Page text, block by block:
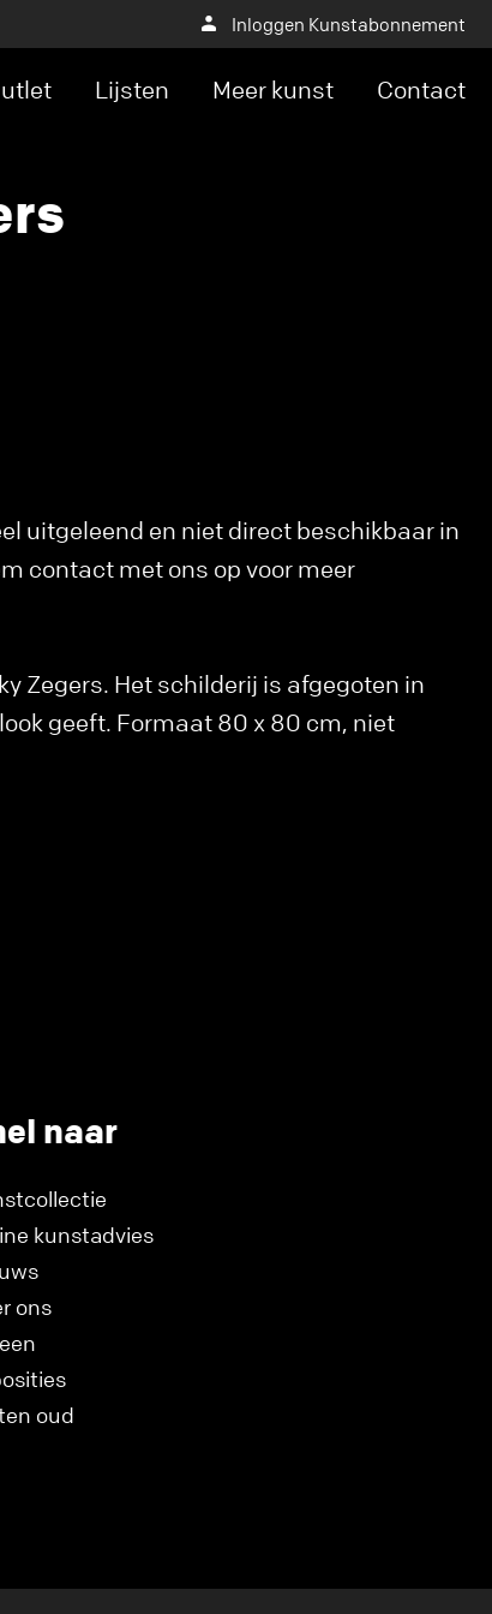
Inloggen Kunstabonnement
Lijsten Meer kunst Contact
uitgeleend en niet direct beschikbaar in
contact met ons op voor meer
Zegers. Het schilderij is afgegoten in
geeft. Formaat 80 x 80 cm, niet
naar
kunstadvies
ons
oud